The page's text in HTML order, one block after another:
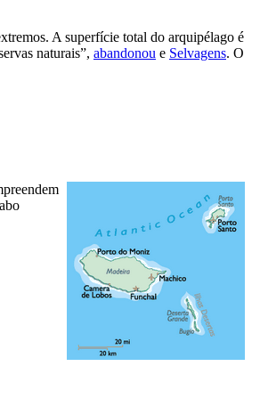
A superfície total do arquipélago é
naturais”, abandonou e Selvagens. O